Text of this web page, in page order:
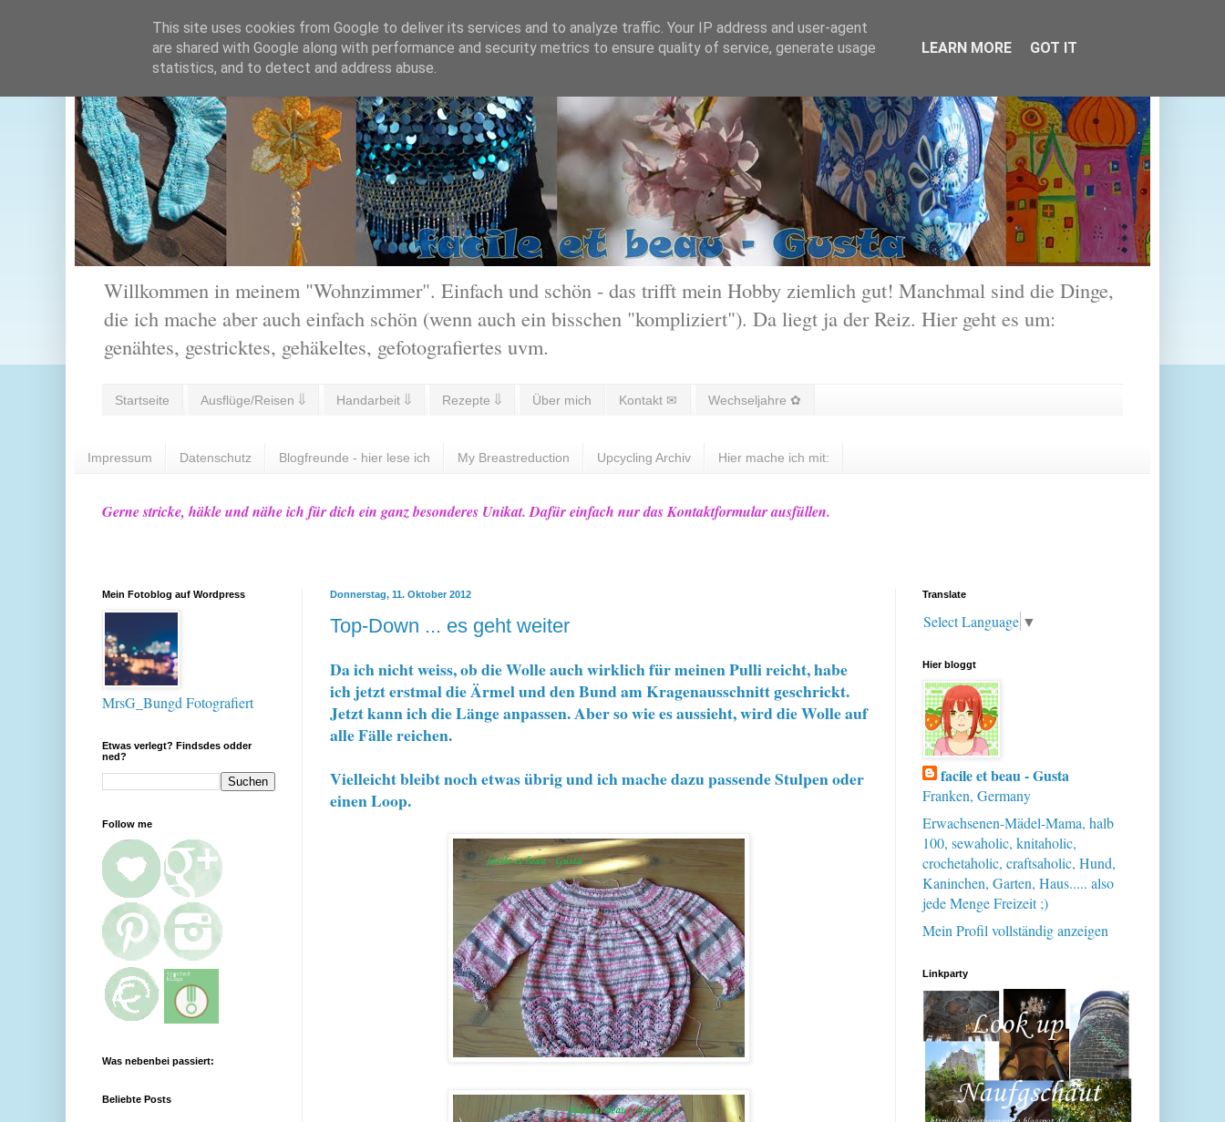
Willkommen in meinem "Wohnzimmer". Einfach und schön - das trifft mein Hobby ziemlich gut! Manchmal sind die Dinge,
die ich mache aber auch einfach schön (wenn auch ein bisschen "kompliziert"). Da liegt ja der Reiz. Hier geht es um:
genähtes, gestricktes, gehäkeltes, gefotografiertes uvm.
Startseite Ausflüge/Reisen ⇓ Handarbeit ⇓ Rezepte ⇓ Über mich Kontakt ✉ Wechseljahre ✿
Impressum Datenschutz Blogfreunde - hier lese ich My Breastreduction Upcycling Archiv Hier mache ich mit:
Gerne stricke, häkle und nähe ich für dich ein ganz besonderes Unikat. Dafür einfach nur das Kontaktformular ausfüllen.
Donnerstag, 11. Oktober 2012
Top-Down ... es geht weiter
Da ich nicht weiss, ob die Wolle auch wirklich für meinen Pulli reicht, habe
ich jetzt erstmal die Ärmel und den Bund am Kragenausschnitt geschrickt.
Jetzt kann ich die Länge anpassen. Aber so wie es aussieht, wird die Wolle auf
alle Fälle reichen.
Vielleicht bleibt noch etwas übrig und ich mache dazu passende Stulpen oder
einen Loop.
Mein Fotoblog auf Wordpress
MrsG_Bungd Fotografiert
Etwas verlegt? Findsdes odder
ned?
Follow me
Was nebenbei passiert:
Beliebte Posts
Translate
Select Language ▼
Hier bloggt
facile et beau - Gusta
Franken, Germany
Erwachsenen-Mädel-Mama, halb
100, sewaholic, knitaholic,
crochetaholic, craftsaholic, Hund,
Kaninchen, Garten, Haus..... also
jede Menge Freizeit ;)
Mein Profil vollständig anzeigen
Linkparty
This site uses cookies from Google to deliver its services and to analyze traffic. Your IP address and user-agent
are shared with Google along with performance and security metrics to ensure quality of service, generate usage
statistics, and to detect and address abuse.
LEARN MORE GOT IT